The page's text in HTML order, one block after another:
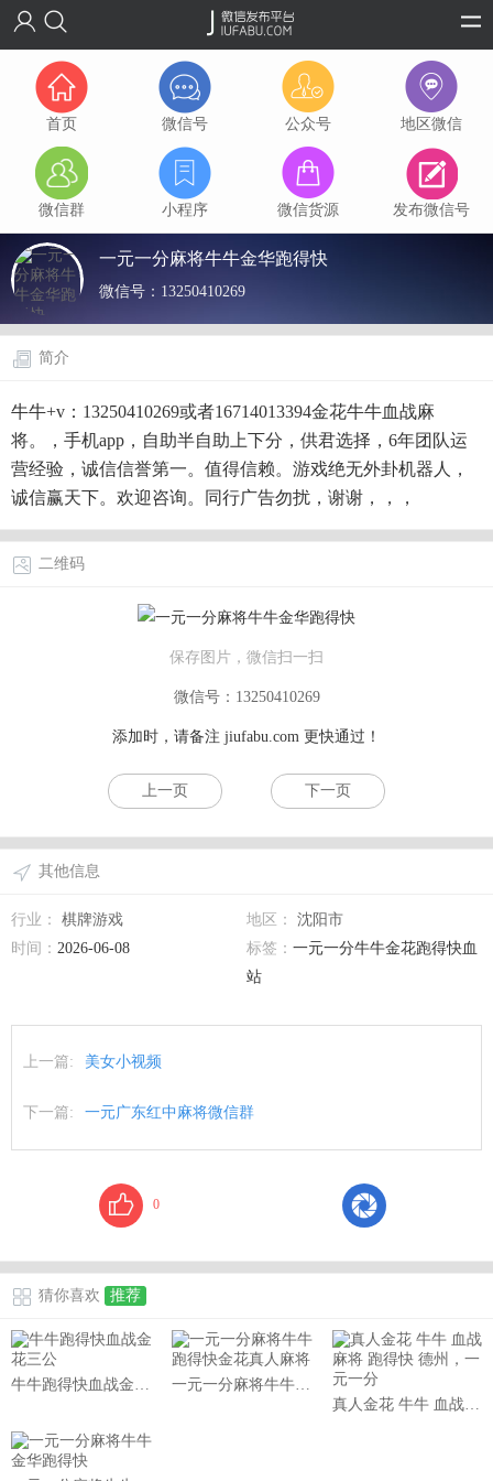
首页 微信号 公众号 地区微信
微信群 小程序 微信货源 发布微信号
一元一分麻将牛牛金华跑得快
微信号： 13250410269
简介
牛牛+v：13250410269或者16714013394金花牛牛血战麻
将。，手机app，自助半自助上下分，供君选择，6年团队运
营经验，诚信信誉第一。值得信赖。游戏绝无外卦机器人，
诚信赢天下。欢迎咨询。同行广告勿扰，谢谢，，，
二维码
保存图片，微信扫一扫
微信号：13250410269
添加时，请备注 jiufabu.com 更快通过！
上一页 下一页
其他信息
行业： 棋牌游戏 地区：
沈阳市
时间： 2026-06-08 标签： 一元一分牛牛金花跑得快血
站
上一篇: 美女小视频
下一篇: 一元广东红中麻将微信群
0
猜你喜欢 推荐
牛牛跑得快血战金花三公
一元一分麻将牛牛跑得快金花真人麻将
真人金花 牛牛 血战麻将 跑得快 德州，一元一分